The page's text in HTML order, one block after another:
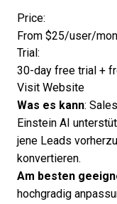
Opens new window
Price:
From $25/user/
Trial:
30-day free trial +
Visit Website
Was es kann:
Einstein AI
jene Leads
konvertieren.
Am besten
hochgradig